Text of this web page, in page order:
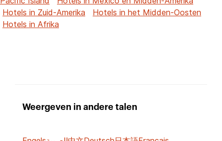
Hotels in Zuid-Amerika
Hotels in het Midden-Oosten
Hotels in Afrika
Weergeven in andere talen